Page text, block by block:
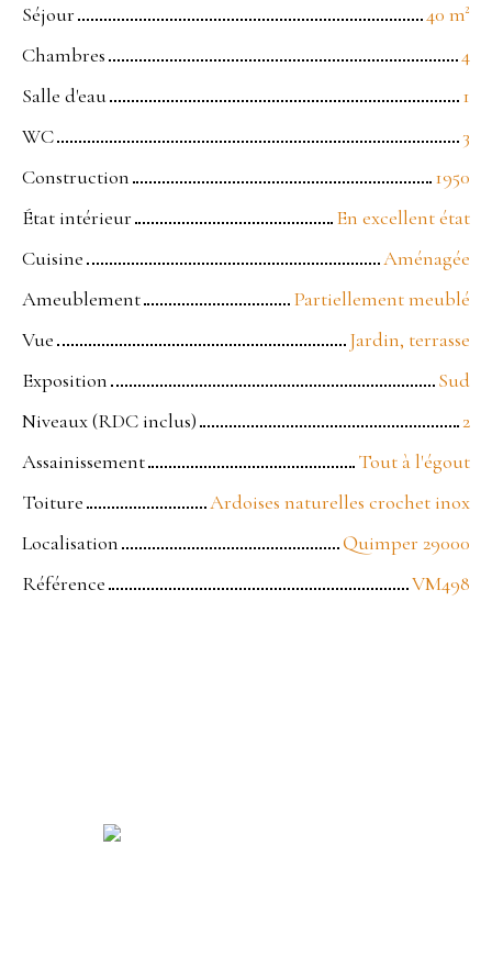
Séjour
40 m²
Chambres
4
Salle d'eau
1
WC
3
Construction
1950
État intérieur
En excellent état
Cuisine
Aménagée
Ameublement
Partiellement meublé
Vue
Jardin, terrasse
Exposition
Sud
Niveaux (RDC inclus)
2
Assainissement
Tout à l'égout
Toiture
Ardoises naturelles crochet inox
Localisation
Quimper 29000
Référence
VM498